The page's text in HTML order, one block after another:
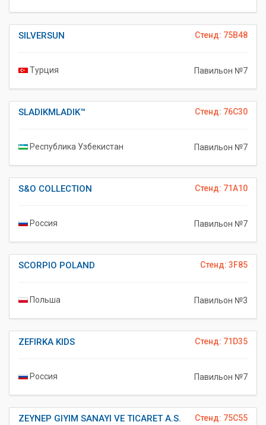
Стенд: 75B48
SILVERSUN
Турция Павильон №7
Стенд: 76C30
SLADIKMLADIK™
Республика Узбекистан Павильон №7
Стенд: 71A10
S&O COLLECTION
Россия Павильон №7
Стенд: 3F85
SCORPIO POLAND
Польша Павильон №3
Стенд: 71D35
ZEFIRKA KIDS
Россия Павильон №7
Стенд: 75C55
ZEYNEP GIYIM SANAYI VE TICARET A.S.